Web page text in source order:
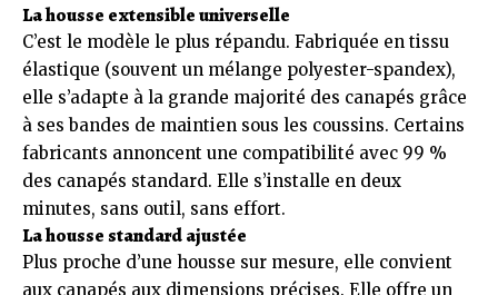
La housse extensible universelle
C’est le modèle le plus répandu. Fabriquée en tissu
élastique (souvent un mélange polyester-spandex),
elle s’adapte à la grande majorité des canapés grâce
à ses bandes de maintien sous les coussins. Certains
fabricants annoncent une compatibilité avec 99 %
des canapés standard. Elle s’installe en deux
minutes, sans outil, sans effort.
La housse standard ajustée
Plus proche d’une housse sur mesure, elle convient
aux canapés aux dimensions précises. Elle offre un